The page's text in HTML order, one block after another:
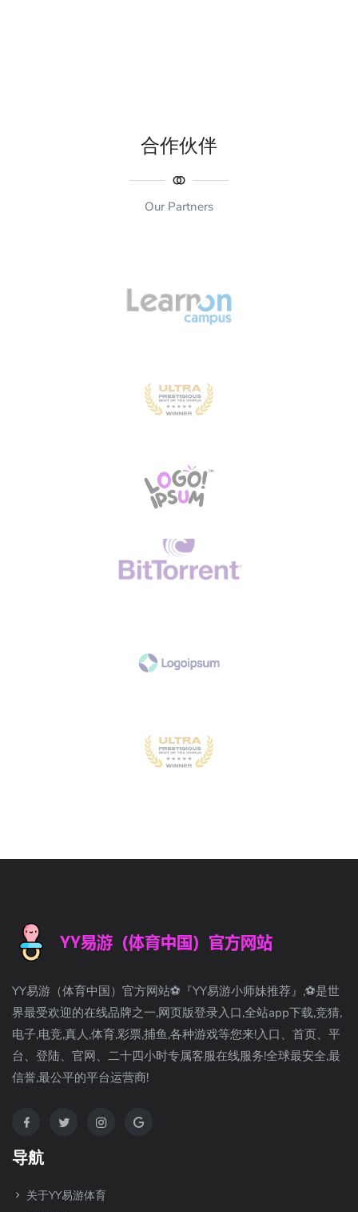
合作伙伴
Our Partners
YY易游（体育中国）官方网站⚽️『YY易游小师妹推荐』,⚽️是世
界最受欢迎的在线品牌之一,网页版登录入口,全站app下载,竞猜,
电子,电竞,真人,体育,彩票,捕鱼,各种游戏等您来!入口、首页、平
台、登陆、官网、二十四小时专属客服在线服务!全球最安全,最
信誉,最公平的平台运营商!
导航
关于YY易游体育